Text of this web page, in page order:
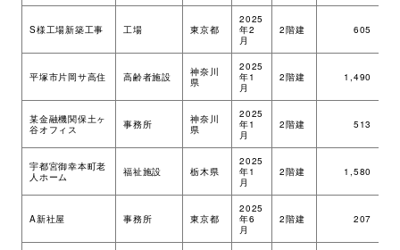
S様工場新築工事 工場 東京都
2025
年2
月
2階建 605
平塚市片岡サ高住 高齢者施設
神奈川
県
2025
年1
月
2階建 1,490
某金融機関保土ヶ
谷オフィス
事務所
神奈川
県
2025
年1
月
2階建 513
宇都宮御幸本町老
人ホーム
福祉施設 栃木県
2025
年1
月
2階建 1,580
A新社屋 事務所 東京都
2025
年6
月
2階建 207